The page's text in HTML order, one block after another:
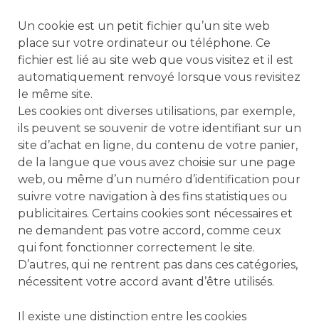
Un cookie est un petit fichier qu’un site web
place sur votre ordinateur ou téléphone. Ce
fichier est lié au site web que vous visitez et il est
automatiquement renvoyé lorsque vous revisitez
le même site.
Les cookies ont diverses utilisations, par exemple,
ils peuvent se souvenir de votre identifiant sur un
site d’achat en ligne, du contenu de votre panier,
de la langue que vous avez choisie sur une page
web, ou même d’un numéro d’identification pour
suivre votre navigation à des fins statistiques ou
publicitaires. Certains cookies sont nécessaires et
ne demandent pas votre accord, comme ceux
qui font fonctionner correctement le site.
D’autres, qui ne rentrent pas dans ces catégories,
nécessitent votre accord avant d’être utilisés.
Il existe une distinction entre les cookies